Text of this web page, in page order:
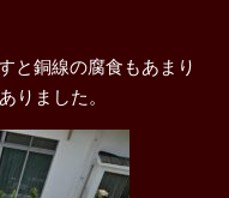
と銅線の腐食もあまり
りました。